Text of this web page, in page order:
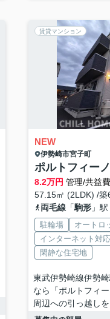
賃貸マンション
NEW
伊勢崎市宮子町
ポルトフィー
8.2万円 管理/共益
57.15㎡ (2LDK) /築
両毛線「駒形」駅
駐輪場 オートロ
インターネット対応
閑静な住宅地
東武伊勢崎線伊勢
なら「ポルトフィ
周辺への引っ越し